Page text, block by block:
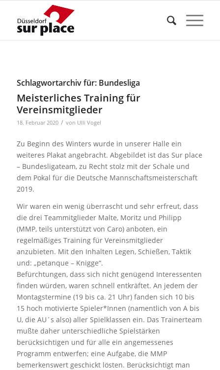
Schlagwortarchiv für: Bundesliga
Meisterliches Training für
Vereinsmitglieder
18. Februar 2020 / von Ulli Vogel
Zu Beginn des Winters wurde in unserer Halle ein
weiteres Plakat angebracht. Abgebildet ist das Sur place
– Bundesligateam, zu Recht stolz mit der Schale und
dem Pokal für die Deutsche Mannschaftsmeisterschaft
2019.
Wir waren ein wenig überrascht und sehr erfreut, dass
die drei Teammitglieder Malte, Moritz und Philipp
(MMP, teils unterstützt von Caro) anboten, ein
regelmäßiges Training für Vereinsmitglieder
anzubieten. Mit den Inhalten Legen, Schießen, Taktik
und: „petanque – Knigge“.
Befürchtungen, dass sich nicht genügend Interessenten
finden würden, waren schnell entkräftet. An jedem der
Montagstermine (19 bis ca. 21 Uhr) fanden sich 10 bis
15 hoch motivierte Spieler*Innen (namentlich von A bis
U, die AU´s also) aller Spielklassen ein. Das Trainerteam
mußte daher unterschiedliche Spielstärken
berücksichtigen und für alle ein angemessenes
Programm entwerfen; eine Aufgabe, die MMP
bemerkenswert geschickt lösten. Berücksichtigt man